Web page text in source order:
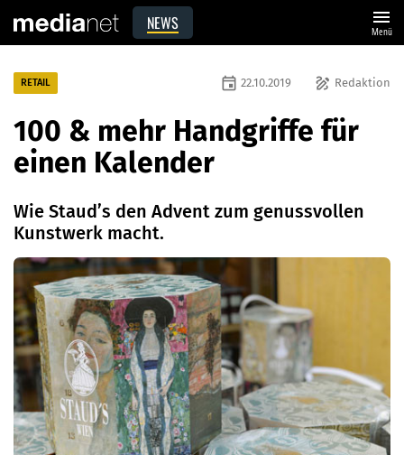
NEWS menu
Menü
RETAIL draw Redaktion
event 22.10.2019
100 & mehr Handgriffe für
einen Kalender
Wie Staud’s den Advent zum genussvollen
Kunstwerk macht.